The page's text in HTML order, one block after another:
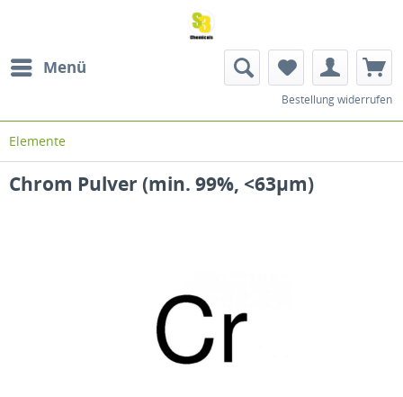
Menü
Bestellung widerrufen
Elemente
Chrom Pulver (min. 99%, <63µm)